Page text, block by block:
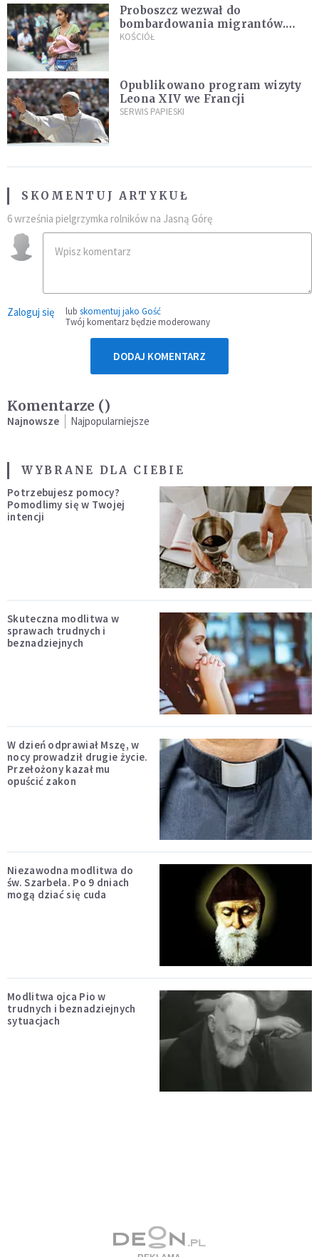
Proboszcz wezwał do
bombardowania migrantów.
"Masowy ogień przeciwko
KOŚCIÓŁ
Opublikowano program wizyty
Leona XIV we Francji
SERWIS PAPIESKI
SKOMENTUJ ARTYKUŁ
6 września pielgrzymka rolników na Jasną Górę
Zaloguj się lub skomentuj jako Gość
Twój komentarz będzie moderowany
DODAJ KOMENTARZ
Komentarze ()
Najnowsze Najpopularniejsze
WYBRANE DLA CIEBIE
Potrzebujesz pomocy?
Pomodlimy się w Twojej
intencji
Skuteczna modlitwa w
sprawach trudnych i
beznadziejnych
W dzień odprawiał Mszę, w
nocy prowadził drugie życie.
Przełożony kazał mu
opuścić zakon
Niezawodna modlitwa do
św. Szarbela. Po 9 dniach
mogą dziać się cuda
Modlitwa ojca Pio w
trudnych i beznadziejnych
sytuacjach